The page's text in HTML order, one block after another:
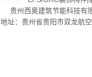
贵州西奥建筑节能科技
地址：贵州省贵阳市双龙航